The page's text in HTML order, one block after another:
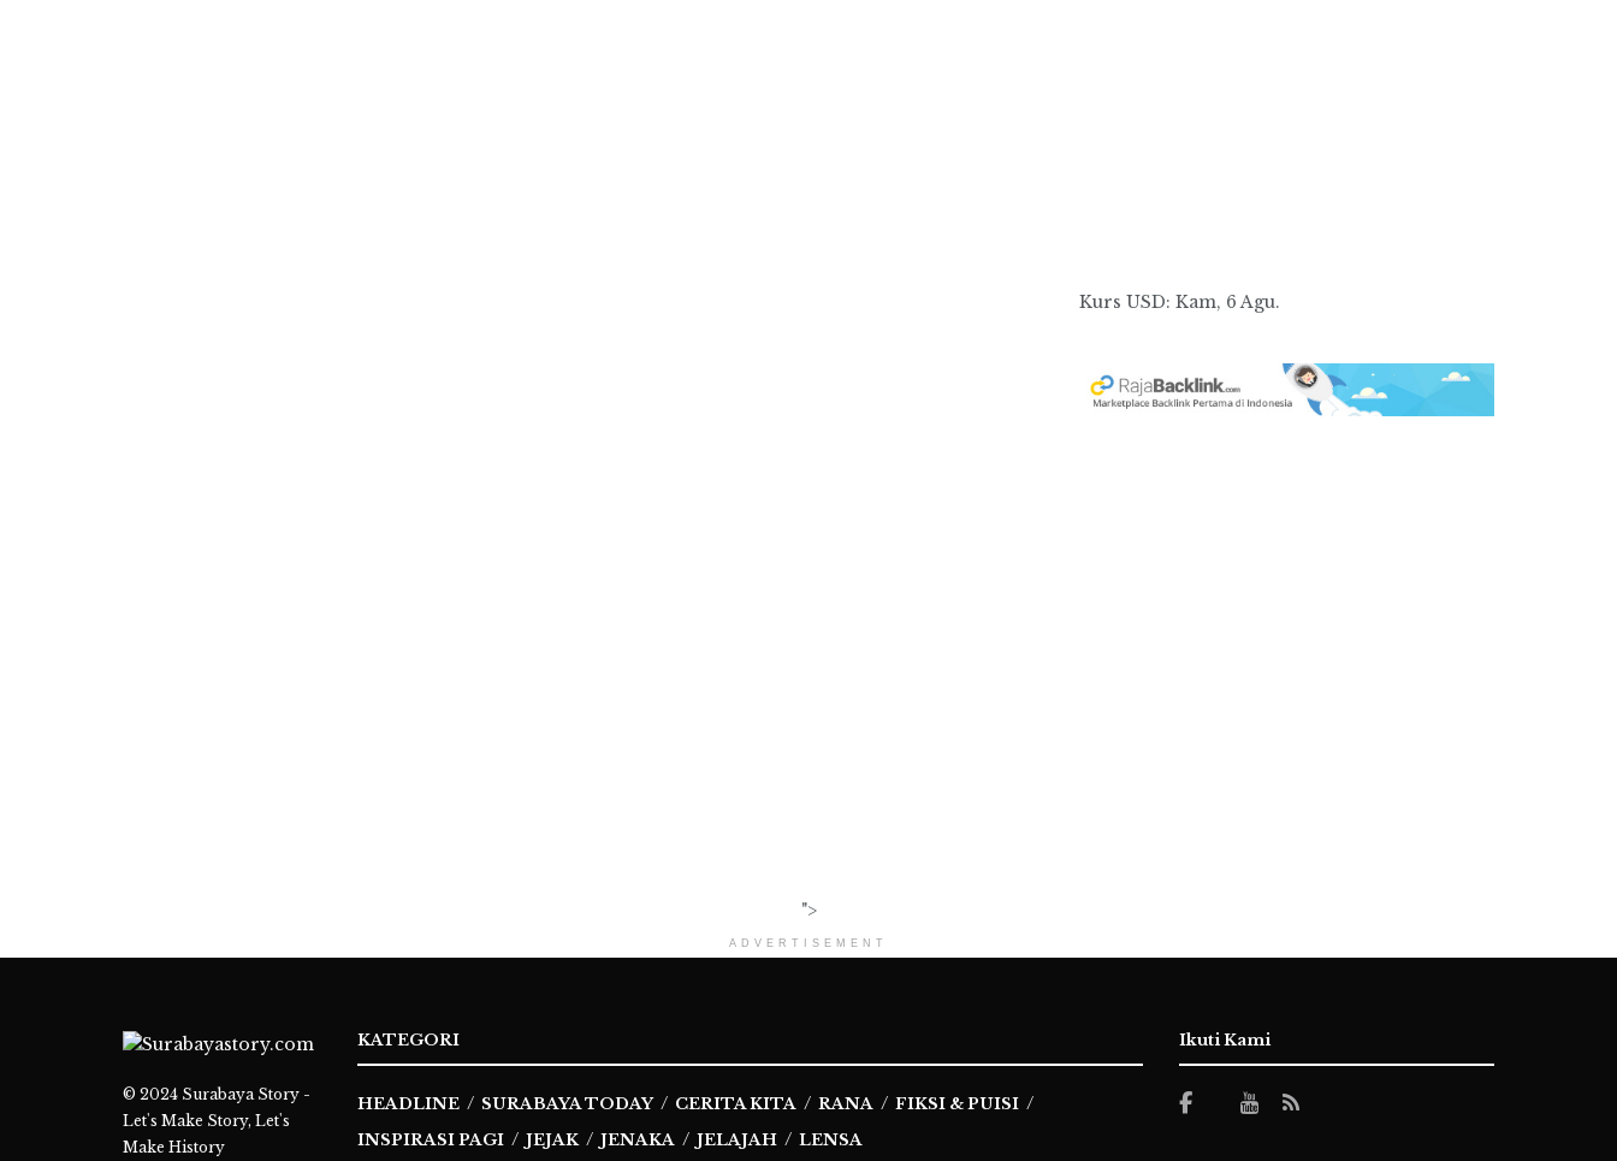
Kurs USD: Kam, 6 Agu.
">
ADVERTISEMENT
© 2024 Surabaya Story -
Let's Make Story, Let's
Make History
KATEGORI
HEADLINE SURABAYA TODAY CERITA KITA RANA
FIKSI & PUISI
INSPIRASI PAGI
JEJAK JENAKA JELAJAH LENSA
Ikuti Kami